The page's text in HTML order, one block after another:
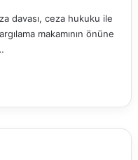
davası, ceza hukuku ile
makamının önüne